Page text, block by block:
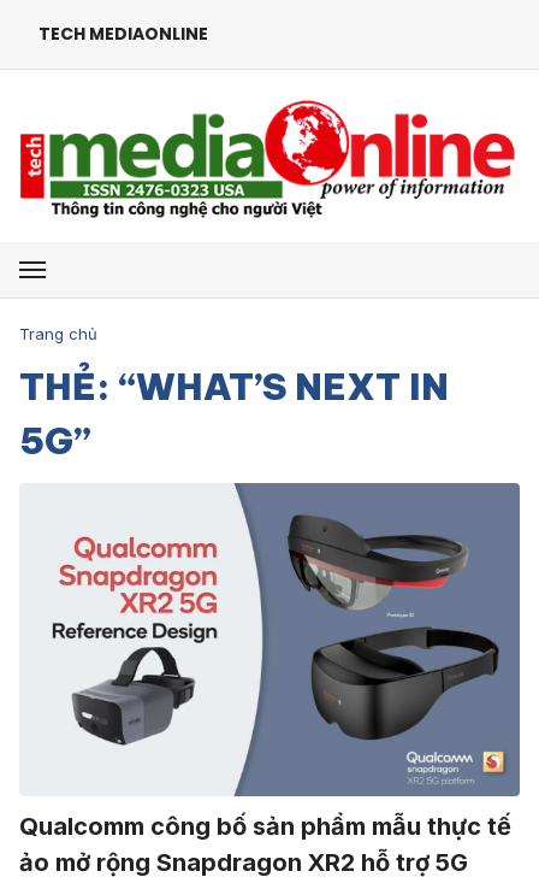
TECH MEDIAONLINE
Mở menu
Trang chủ
THẺ: “WHAT’S NEXT IN
5G”
Qualcomm công bố sản phẩm mẫu thực tế
ảo mở rộng Snapdragon XR2 hỗ trợ 5G